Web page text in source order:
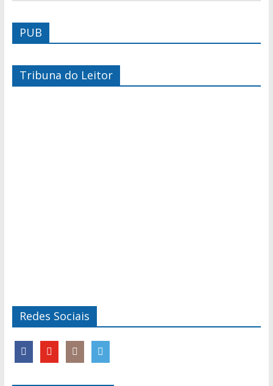
PUB
Tribuna do Leitor
Redes Sociais